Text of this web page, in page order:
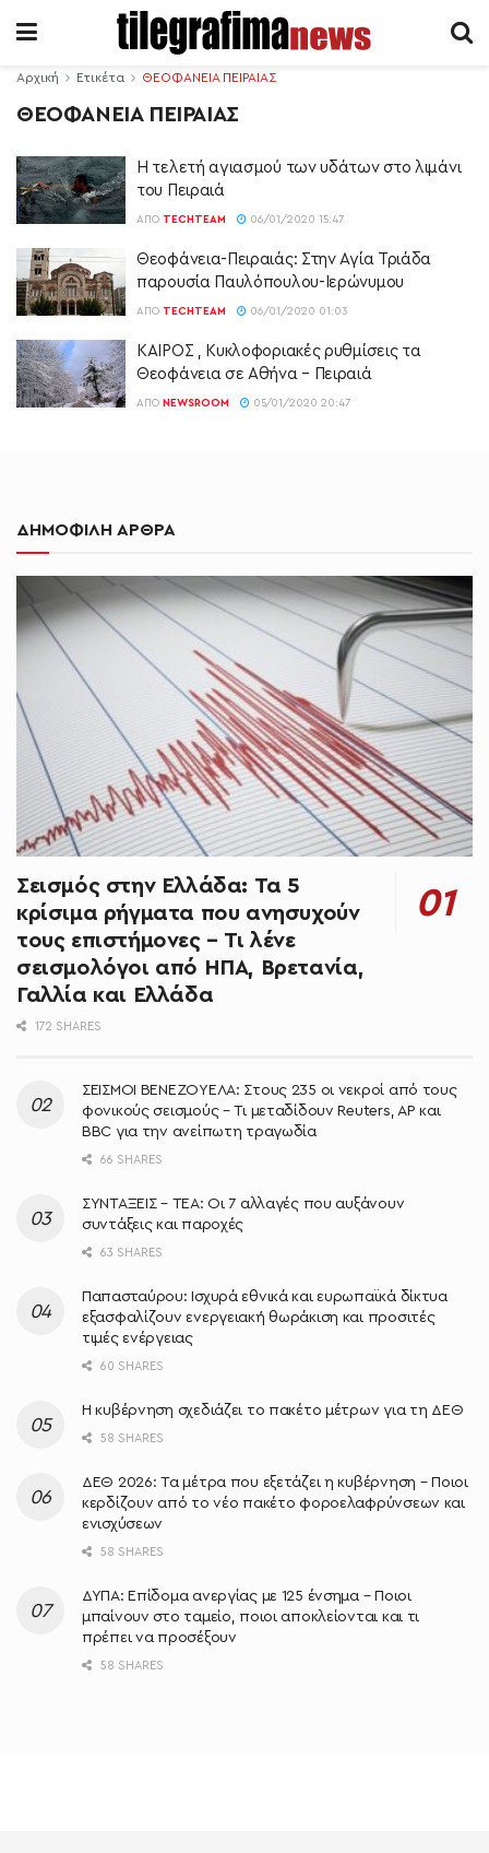
Αρχική Ετικέτα ΘΕΟΦΑΝΕΙΑ ΠΕΙΡΑΙΑΣ
ΘΕΟΦΑΝΕΙΑ ΠΕΙΡΑΙΑΣ
H τελετή αγιασμού των υδάτων στο λιμάνι
του Πειραιά
ΑΠΌ TECHTEAM 06/01/2020 15:47
Θεοφάνεια-Πειραιάς: Στην Αγία Τριάδα
παρουσία Παυλόπουλου-Ιερώνυμου
ΑΠΌ TECHTEAM 06/01/2020 01:03
ΚΑΙΡΟΣ , Κυκλοφοριακές ρυθμίσεις τα
Θεοφάνεια σε Αθήνα – Πειραιά
ΑΠΌ NEWSROOM 05/01/2020 20:47
ΔΗΜΟΦΙΛΗ ΑΡΘΡΑ
Σεισμός στην Ελλάδα: Τα 5
κρίσιμα ρήγματα που ανησυχούν
τους επιστήμονες – Τι λένε
σεισμολόγοι από ΗΠΑ, Βρετανία,
Γαλλία και Ελλάδα
172 SHARES
ΣΕΙΣΜΟΙ ΒΕΝΕΖΟΥΕΛΑ: Στους 235 οι νεκροί από τους
φονικούς σεισμούς – Τι μεταδίδουν Reuters, AP και
BBC για την ανείπωτη τραγωδία
66 SHARES
ΣΥΝΤΑΞΕΙΣ – ΤΕΑ: Οι 7 αλλαγές που αυξάνουν
συντάξεις και παροχές
63 SHARES
Παπασταύρου: Ισχυρά εθνικά και ευρωπαϊκά δίκτυα
εξασφαλίζουν ενεργειακή θωράκιση και προσιτές
τιμές ενέργειας
60 SHARES
Η κυβέρνηση σχεδιάζει το πακέτο μέτρων για τη ΔΕΘ
58 SHARES
ΔΕΘ 2026: Τα μέτρα που εξετάζει η κυβέρνηση – Ποιοι
κερδίζουν από το νέο πακέτο φοροελαφρύνσεων και
ενισχύσεων
58 SHARES
ΔΥΠΑ: Επίδομα ανεργίας με 125 ένσημα – Ποιοι
μπαίνουν στο ταμείο, ποιοι αποκλείονται και τι
πρέπει να προσέξουν
58 SHARES